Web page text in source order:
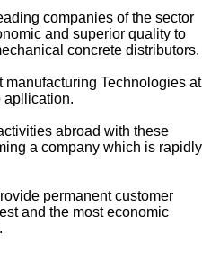
companies of the sector
and superior quality to
concrete distributors.
Technologies at
apllication.
abroad with these
a company which is rapidly
permanent customer
and the most economic